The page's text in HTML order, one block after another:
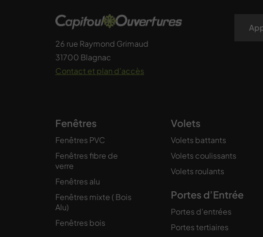
26 rue Raymond Grimaud
31700 Blagnac
Contact et plan d’accès
Fenêtres
Fenêtres PVC
Fenêtres fibre de
verre
Fenêtres alu
Fenêtres mixte ( Bois
Alu)
Fenêtres bois
Volets
Volets battants
Volets coulissants
Volets roulants
Portes d’Entrée
Portes d’entrées
Portes tertiaires